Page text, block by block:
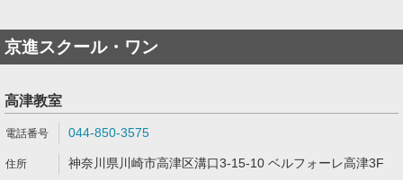
京進スクール・ワン
高津教室
044-850-3575
神奈川県川崎市高津区溝口3-15-10 ベルフォーレ高津3F